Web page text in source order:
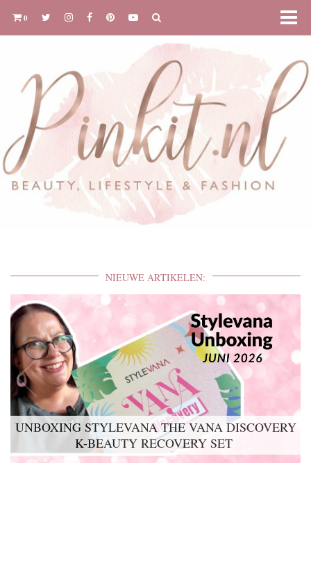
0
NIEUWE ARTIKELEN:
UNBOXING STYLEVANA THE VANA DISCOVERY
K-BEAUTY RECOVERY SET